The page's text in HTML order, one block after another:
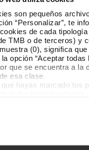
son pequeños
“Personalizar”, te
de cada
TMB o de terceros) y
(0), significa
la opción “Aceptar
que se encuentra a la
esa clase.
hayas marcado tus
porque
necesarias son
cookies”, que
los derechos reservados
Política de privacidad